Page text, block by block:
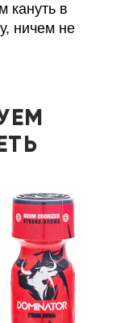
кануть в
ничем не